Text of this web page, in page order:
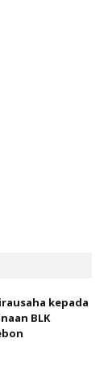
kepada
BLK